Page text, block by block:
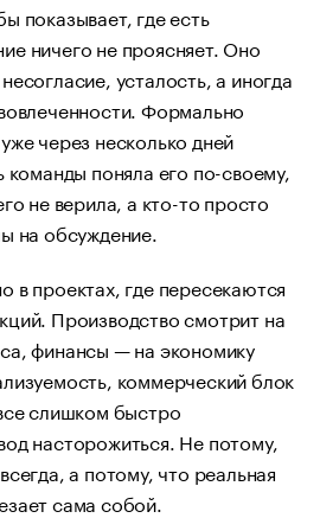
показывает, где есть
ничего не проясняет. Оно
усталость, а иногда
Формально
через несколько дней
команды поняла его по-своему,
не верила, а кто-то просто
на обсуждение.
в проектах, где пересекаются
Производство смотрит на
финансы — на экономику
коммерческий блок
слишком быстро
насторожиться. Не потому,
а потому, что реальная
сама собой.